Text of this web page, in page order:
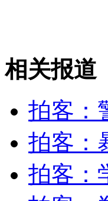
无痛分娩是否安全
外交部：反对强权
相关报道
拍客：
拍客：
拍客：